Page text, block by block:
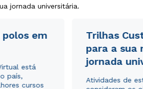
jornada universitária.
polos em
está
país,
cursos
Trilhas
para a sua
jornada
Atividades de
a Política de Privacidade.
dados sejam utilizados para o